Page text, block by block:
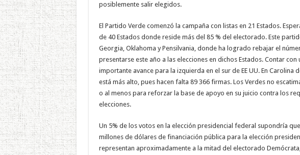
posiblemente salir elegidos.
El Partido Verde comenzó la campaña con listas en 21 Estados.
de 40 Estados donde reside más del 85 % del electorado. Este
Georgia, Oklahoma y Pensilvania, donde ha logrado rebajar el
presentarse este año a las elecciones en dichos Estados. Contar
importante avance para la izquierda en el sur de EE UU. En
está más alto, pues hacen falta 89 366 firmas. Los Verdes no
o al menos para reforzar la base de apoyo en su juicio contra los
elecciones.
Un 5% de los votos en la elección presidencial federal supondría
millones de dólares de financiación pública para la elección
representan aproximadamente a la mitad del electorado